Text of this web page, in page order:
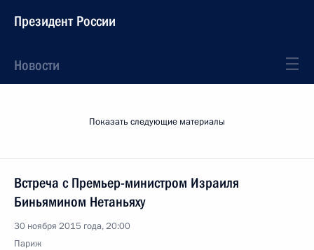
Президент России
Новости
Показать следующие материалы
Встреча с Премьер-министром Израиля
Биньямином Нетаньяху
30 ноября 2015 года, 20:00
Париж